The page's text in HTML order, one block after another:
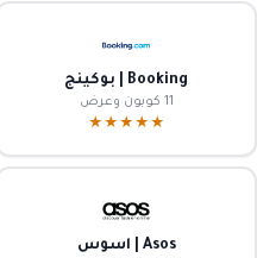
Booking | بوكينج
11 كوبون وعرض
★★★★★
Asos | اسوس